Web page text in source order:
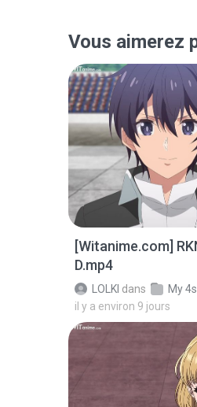
Vous aimerez
[Witanime.com]
D.mp4
LOLKI dans
My
il y a environ 9 jours